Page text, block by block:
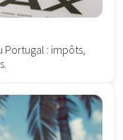
Portugal : impôts,